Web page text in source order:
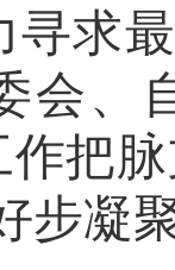
寻求
会、
把
步凝